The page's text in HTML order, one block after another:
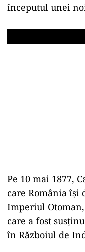
începutul unei
Pe 10 mai 1877,
care România își
Imperiul
care a fost
în Războiul de